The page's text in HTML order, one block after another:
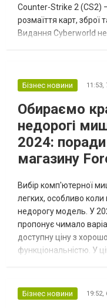
эксплуатацио...
Counter-Strike 2 (CS2)
розмаїття карт, зброї
Видання Cyberworld
Бізнес новини 11:53,
Обираємо
недорогі
2024: поради
магазину
Вибір комп'ютерної
легких, особливо коли
недорогу модель. У
пропонує чимало
доступну ціну з
функціональністю. У
обрати найкращу
магазином Foroom.
Бізнес новини 19:52,